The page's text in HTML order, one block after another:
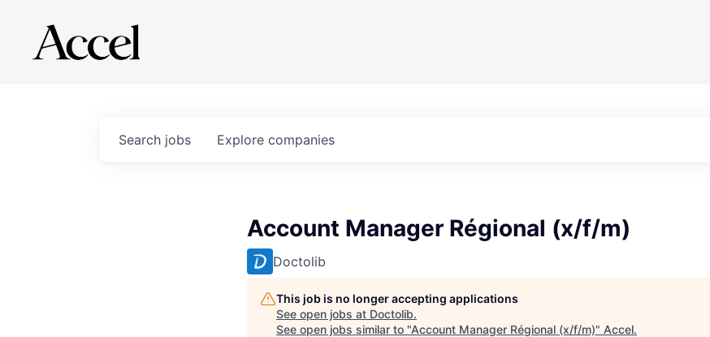
Search jobs Explore companies
Account Manager Régional (x/f/m)
Doctolib
This job is no longer accepting applications
See open jobs at Doctolib.
See open jobs similar to "Account Manager Régional (x/f/m)" Accel.